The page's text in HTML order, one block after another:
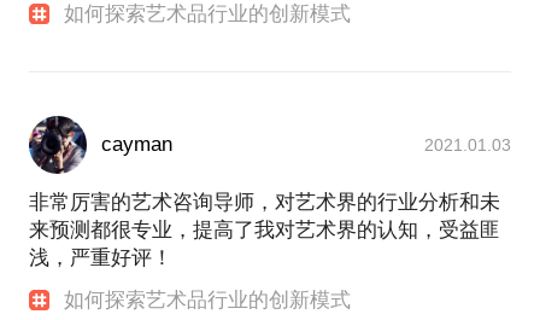
港”；
https://www.klm123.com/share/b8e3c3ac3e21?
uid=33348467
https://collection.sina.cn/yejie/2017-12-16/detail-
ifyptkyk4843945.d.html
https://rc.mbd.baidu.com/nzzo2d0
http://m.news.artron.net/20160330/n601235.html
如何探索艺术品行业的创新模式
cayman 2021.01.03
非常厉害的艺术咨询导师，对艺术界的行业分析和未
来预测都很专业，提高了我对艺术界的认知，受益匪
浅，严重好评！
如何探索艺术品行业的创新模式